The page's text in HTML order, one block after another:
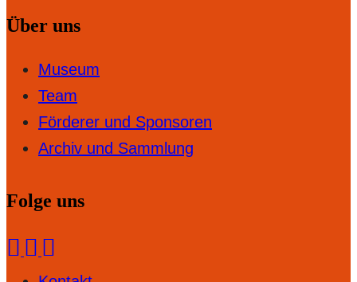
Über uns
Museum
Team
Förderer und Sponsoren
Archiv und Sammlung
Folge uns